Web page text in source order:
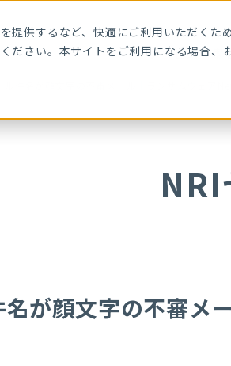
提供するなど、快適にご利用いただくた
ださい。本サイトをご利用になる場合、
サービス・製
NRI
名が顔文字の不審メ